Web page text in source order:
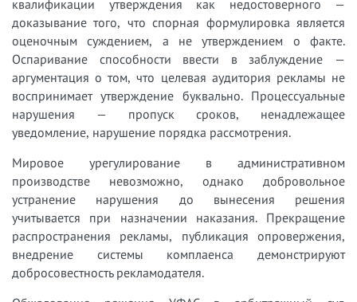
квалификации утверждения как недостоверного —
доказывание того, что спорная формулировка является
оценочным суждением, а не утверждением о факте.
Оспаривание способности ввести в заблуждение —
аргументация о том, что целевая аудитория рекламы не
воспринимает утверждение буквально. Процессуальные
нарушения — пропуск сроков, ненадлежащее
уведомление, нарушение порядка рассмотрения.
Мировое урегулирование в административном
производстве невозможно, однако добровольное
устранение нарушения до вынесения решения
учитывается при назначении наказания. Прекращение
распространения рекламы, публикация опровержения,
внедрение системы комплаенса демонстрируют
добросовестность рекламодателя.